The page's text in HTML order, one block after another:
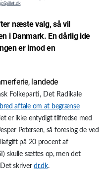
næste valg, så vil
i Danmark. En dårlig ide
er imod en
landede
Folkeparti, Det Radikale
bred aftale om at begrænse
er ikke entydigt tilfredse med
Petersen, så foreslog de ved
på 20 procent af
skulle sættes op, men det
skriver dr.dk.